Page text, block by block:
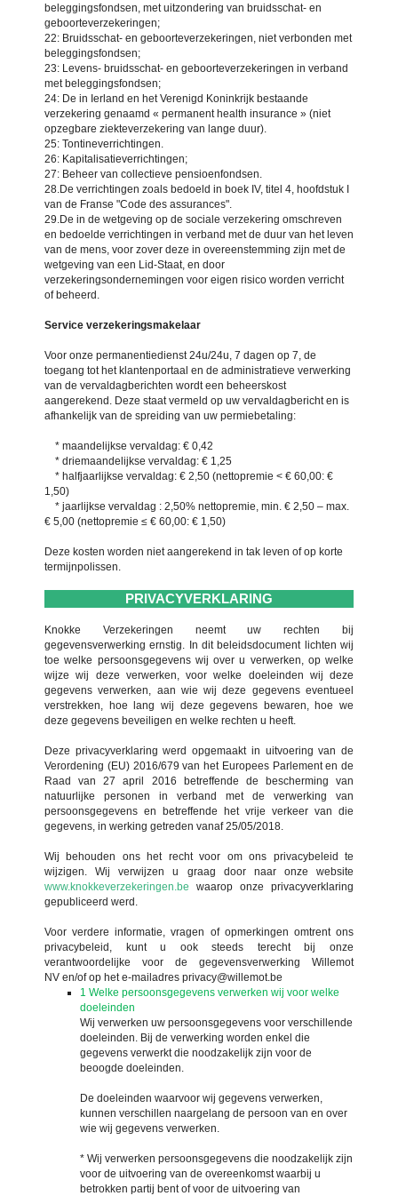
beleggingsfondsen, met uitzondering van bruidsschat- en
geboorteverzekeringen;
22: Bruidsschat- en geboorteverzekeringen, niet verbonden met
beleggingsfondsen;
23: Levens- bruidsschat- en geboorteverzekeringen in verband
met beleggingsfondsen;
24: De in Ierland en het Verenigd Koninkrijk bestaande
verzekering genaamd « permanent health insurance » (niet
opzegbare ziekteverzekering van lange duur).
25: Tontineverrichtingen.
26: Kapitalisatieverrichtingen;
27: Beheer van collectieve pensioenfondsen.
28.De verrichtingen zoals bedoeld in boek IV, titel 4, hoofdstuk I
van de Franse "Code des assurances".
29.De in de wetgeving op de sociale verzekering omschreven
en bedoelde verrichtingen in verband met de duur van het leven
van de mens, voor zover deze in overeenstemming zijn met de
wetgeving van een Lid-Staat, en door
verzekeringsondernemingen voor eigen risico worden verricht
of beheerd.
Service verzekeringsmakelaar
Voor onze permanentiedienst 24u/24u, 7 dagen op 7, de
toegang tot het klantenportaal en de administratieve verwerking
van de vervaldagberichten wordt een beheerskost
aangerekend. Deze staat vermeld op uw vervaldagbericht en is
afhankelijk van de spreiding van uw permiebetaling:
* maandelijkse vervaldag: € 0,42
* driemaandelijkse vervaldag: € 1,25
* halfjaarlijkse vervaldag: € 2,50 (nettopremie < € 60,00: €
1,50)
* jaarlijkse vervaldag : 2,50% nettopremie, min. € 2,50 – max.
€ 5,00 (nettopremie ≤ € 60,00: € 1,50)
Deze kosten worden niet aangerekend in tak leven of op korte
termijnpolissen.
PRIVACYVERKLARING
Knokke Verzekeringen neemt uw rechten bij
gegevensverwerking ernstig. In dit beleidsdocument lichten wij
toe welke persoonsgegevens wij over u verwerken, op welke
wijze wij deze verwerken, voor welke doeleinden wij deze
gegevens verwerken, aan wie wij deze gegevens eventueel
verstrekken, hoe lang wij deze gegevens bewaren, hoe we
deze gegevens beveiligen en welke rechten u heeft.
Deze privacyverklaring werd opgemaakt in uitvoering van de
Verordening (EU) 2016/679 van het Europees Parlement en de
Raad van 27 april 2016 betreffende de bescherming van
natuurlijke personen in verband met de verwerking van
persoonsgegevens en betreffende het vrije verkeer van die
gegevens, in werking getreden vanaf 25/05/2018.
Wij behouden ons het recht voor om ons privacybeleid te
wijzigen. Wij verwijzen u graag door naar onze website
www.knokkeverzekeringen.be waarop onze privacyverklaring
gepubliceerd werd.
Voor verdere informatie, vragen of opmerkingen omtrent ons
privacybeleid, kunt u ook steeds terecht bij onze
verantwoordelijke voor de gegevensverwerking Willemot
NV en/of op het e-mailadres privacy@willemot.be
1 Welke persoonsgegevens verwerken wij voor welke
doeleinden
Wij verwerken uw persoonsgegevens voor verschillende
doeleinden. Bij de verwerking worden enkel die
gegevens verwerkt die noodzakelijk zijn voor de
beoogde doeleinden.
De doeleinden waarvoor wij gegevens verwerken,
kunnen verschillen naargelang de persoon van en over
wie wij gegevens verwerken.
* Wij verwerken persoonsgegevens die noodzakelijk zijn
voor de uitvoering van de overeenkomst waarbij u
betrokken partij bent of voor de uitvoering van